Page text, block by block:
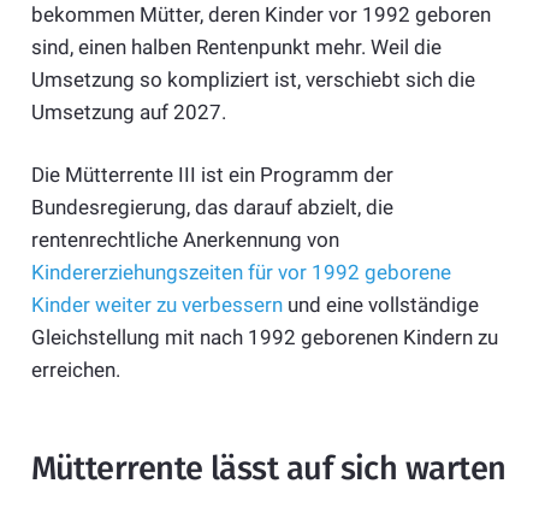
bekommen Mütter, deren Kinder vor 1992 geboren
sind, einen halben Rentenpunkt mehr. Weil die
Umsetzung so kompliziert ist, verschiebt sich die
Umsetzung auf 2027.
Die Mütterrente III ist ein Programm der
Bundesregierung, das darauf abzielt, die
rentenrechtliche Anerkennung von
Kindererziehungszeiten für vor 1992 geborene
Kinder weiter zu verbessernund eine vollständige
Gleichstellung mit nach 1992 geborenen Kindern zu
erreichen.
Mütterrente lässt auf sich warten